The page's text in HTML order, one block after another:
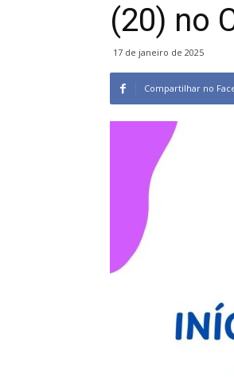
(20) no
17 de janeiro de 2025
Compartilhar no